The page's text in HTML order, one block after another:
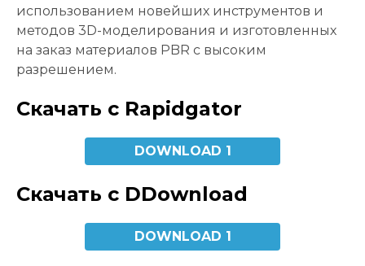
использованием новейших инструментов и
методов 3D-моделирования и изготовленных
на заказ материалов PBR с высоким
разрешением.
Скачать с Rapidgator
DOWNLOAD 1
Скачать с DDownload
DOWNLOAD 1